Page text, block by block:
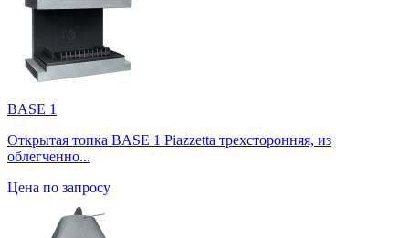
BASE 1
Открытая топка BASE 1 Piazzetta трехсторонняя, из
облегченно...
Цена по запросу